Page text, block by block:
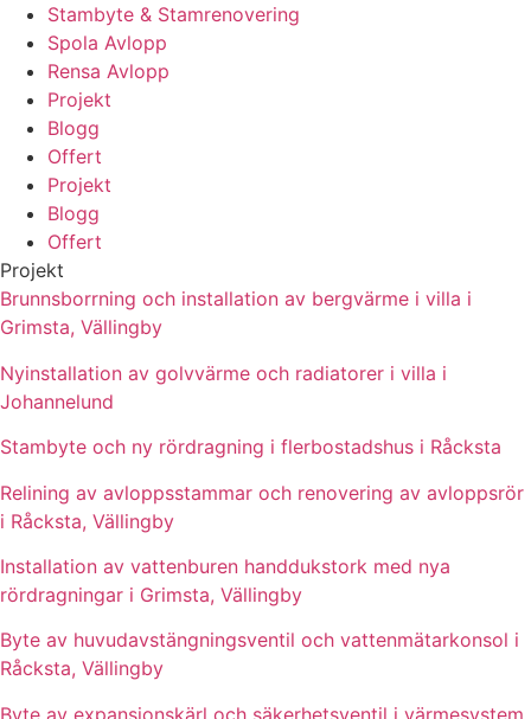
Stambyte & Stamrenovering
Spola Avlopp
Rensa Avlopp
Projekt
Blogg
Offert
Projekt
Blogg
Offert
Projekt
Brunnsborrning och installation av bergvärme i villa i
Grimsta, Vällingby
Nyinstallation av golvvärme och radiatorer i villa i
Johannelund
Stambyte och ny rördragning i flerbostadshus i Råcksta
Relining av avloppsstammar och renovering av avloppsrör
i Råcksta, Vällingby
Installation av vattenburen handdukstork med nya
rördragningar i Grimsta, Vällingby
Byte av huvudavstängningsventil och vattenmätarkonsol i
Råcksta, Vällingby
Byte av expansionskärl och säkerhetsventil i värmesystem